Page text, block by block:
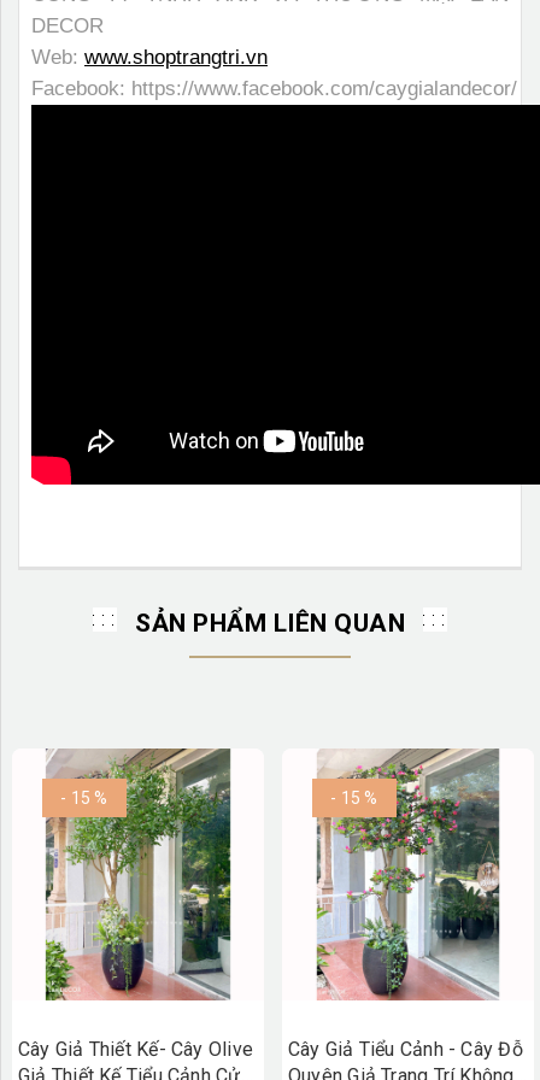
DECOR
Web: www.shoptrangtri.vn
Facebook: https://www.facebook.com/caygialandecor/
SẢN PHẨM LIÊN QUAN
- 15 %
Cây Giả Thiết Kế- Cây Olive
- 15 %
Cây Giả Tiểu Cảnh - Cây Đỗ